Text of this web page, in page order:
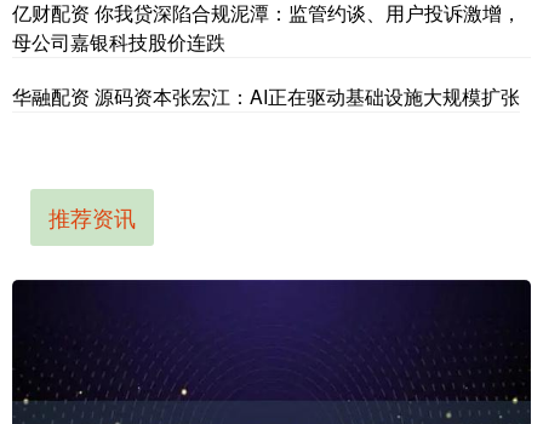
亿财配资 你我贷深陷合规泥潭：监管约谈、用户投诉激增，
母公司嘉银科技股价连跌
华融配资 源码资本张宏江：AI正在驱动基础设施大规模扩张
推荐资讯